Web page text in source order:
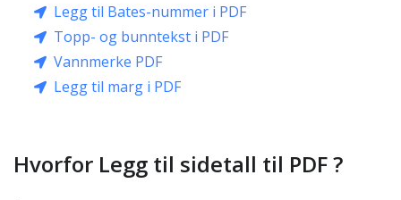
Legg til Bates-nummer i PDF
Topp- og bunntekst i PDF
Vannmerke PDF
Legg til marg i PDF
Hvorfor Legg til sidetall til PDF ?